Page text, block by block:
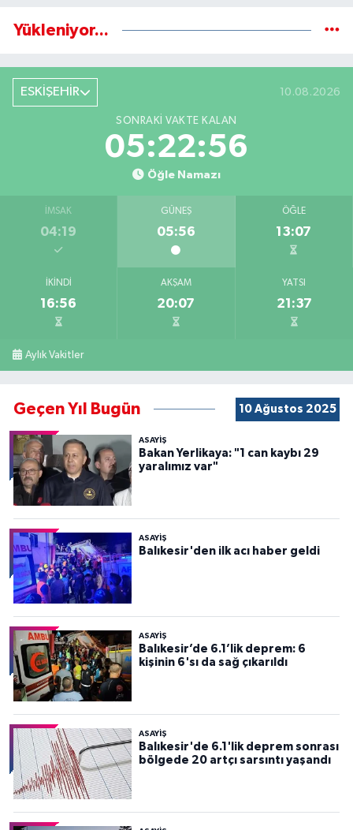
Yükleniyor...
ESKİŞEHİR 10.08.2026
SONRAKI VAKTE KALAN
05:22:55
Öğle Namazı
İMSAK
04:19
GÜNEŞ
05:56
ÖĞLE
13:07
İKINDI
16:56
AKŞAM
20:07
YATSI
21:37
Aylık Vakitler
Geçen Yıl Bugün 10 Ağustos 2025
ASAYİŞ
Bakan Yerlikaya: "1 can kaybı 29
yaralımız var"
ASAYİŞ
Balıkesir'den ilk acı haber geldi
ASAYİŞ
Balıkesir’de 6.1’lik deprem: 6
kişinin 6'sı da sağ çıkarıldı
ASAYİŞ
Balıkesir'de 6.1'lik deprem sonrası
bölgede 20 artçı sarsıntı yaşandı